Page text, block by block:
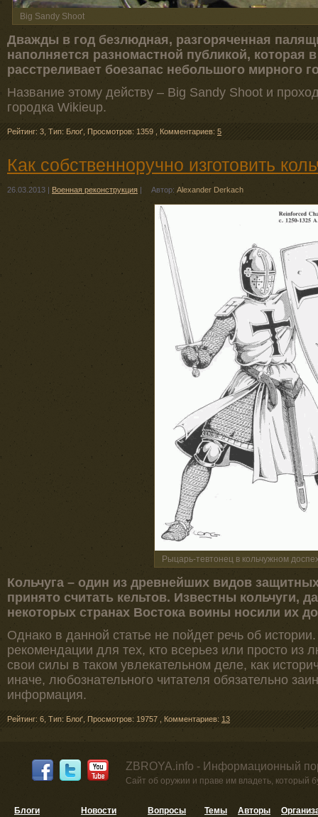
Big Sandy Shoot
Дважды в год безлюдная, разгоряченная
наполняется разномастной публикой, которая
расстреливает боезапас небольшого мирного
Название этому действу – Big Sandy Shoot и
городка Wikieup.
Рейтинг: 3 Тип: Блоґ Просмотров: 1359 Комментариев: 5
Как собственноручно изготовить
26.03.2013 Военная реконструкция Автор: Alexander Derkach
Рыцарь-тевтонец в кольчужном
Кольчуга – один из древнейших видов
принято считать кельтов. Известны кольчуги,
некоторых странах Востока воины носили их
Однако в данной статье не пойдет речь об
рекомендации для тех, кто всерьез или просто из
свои силы в таком увлекательном деле, как
иначе, любознательного читателя обязательно
информация.
Рейтинг: 6 Тип: Блоґ Просмотров: 19757 Комментариев: 13
ZBROYA.info - Информационный
Сайт об оружии и праве им владеть, который
Блоги
Новости
Вопросы
Темы Авторы